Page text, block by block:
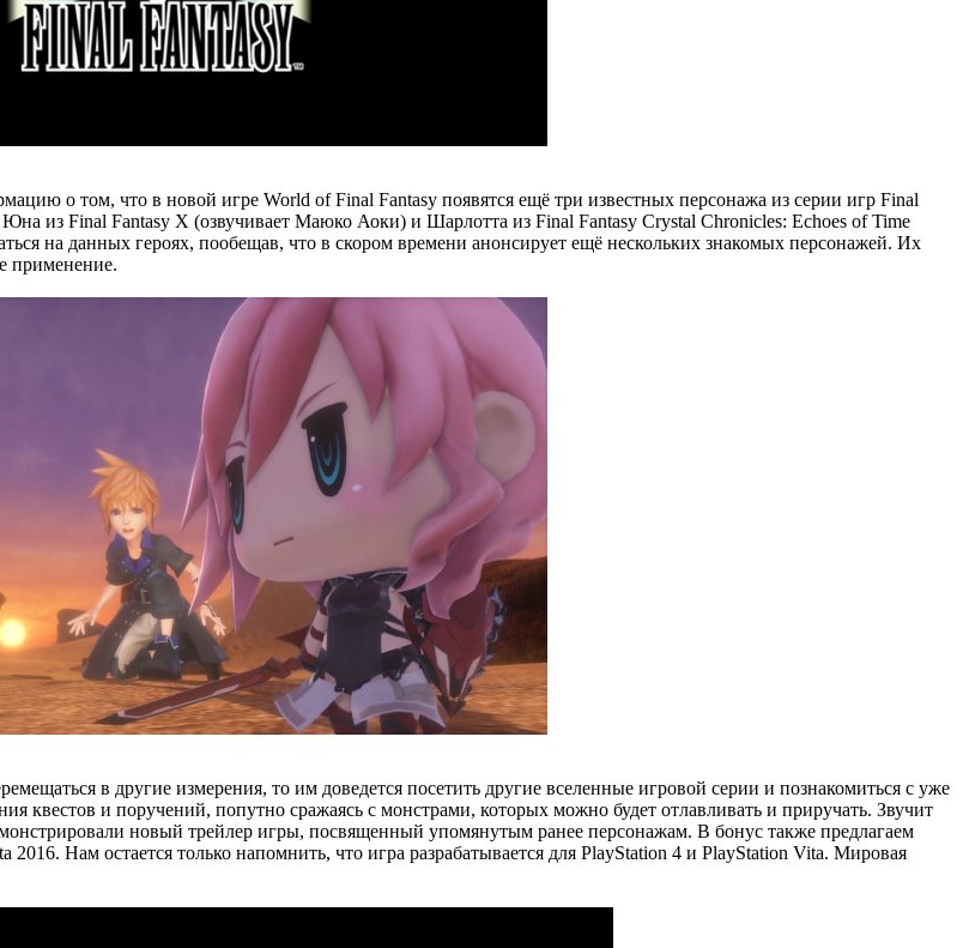
о том, что в новой игре World of Final Fantasy появятся ещё три известных персонажа из серии игр Final
из Final Fantasy X (озвучивает Маюко Аоки) и Шарлотта из Final Fantasy Crystal Chronicles: Echoes of Time
на данных героях, пообещав, что в скором времени анонсирует ещё нескольких знакомых персонажей. Их
применение.
в другие измерения, то им доведется посетить другие вселенные игровой серии и познакомиться с уже
и поручений, попутно сражаясь с монстрами, которых можно будет отлавливать и приручать. Звучит
новый трейлер игры, посвященный упомянутым ранее персонажам. В бонус также предлагаем
Нам остается только напомнить, что игра разрабатывается для PlayStation 4 и PlayStation Vita. Мировая